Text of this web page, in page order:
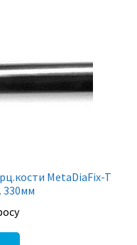
MetaDiaFix-T
330мм